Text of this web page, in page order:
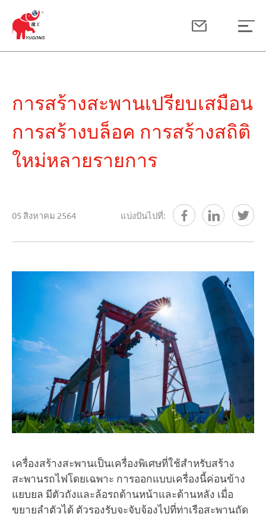
การสร้างสะพานเปรียบเสมือน
การสร้างบล็อค การสร้างสถิติ
ใหม่หลายรายการ
05 สิงหาคม 2564 แบ่งปันไปที่:
เครื่องสร้างสะพานเป็นเครื่องพิเศษที่ใช้สำหรับสร้าง
สะพานรถไฟโดยเฉพาะ การออกแบบเครื่องนี้ค่อนข้าง
แยบยล มีตัวถังและล้อรถด้านหน้าและด้านหลัง เมื่อ
ขยายลำตัวได้ ตัวรองรับจะจับจ้องไปที่ท่าเรือสะพานถัด